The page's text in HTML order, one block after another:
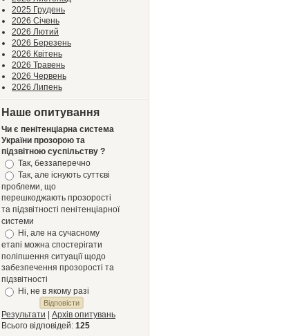
2025 Грудень
2026 Січень
2026 Лютий
2026 Березень
2026 Квітень
2026 Травень
2026 Червень
2026 Липень
Наше опитування
Чи є пенітенціарна система
України прозорою та
підзвітною суспільству ?
Так, беззаперечно
Так, але існують суттєві
проблеми, що
перешкоджають прозорості
та підзвітності пенітенціарної
системи
Ні, але на сучасному
етапі можна спостерігати
поліпшення ситуації щодо
забезпечення прозорості та
підзвітності
Ні, не в якому разі
Результати
Архів опитувань
Всього відповідей: 125